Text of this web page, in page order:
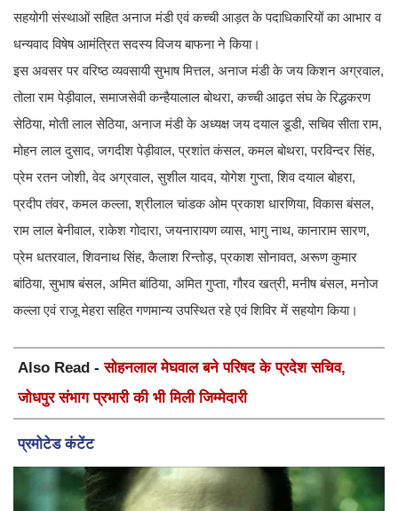
सहयोगी संस्थाओं सहित अनाज मंडी एवं कच्ची आड़त के पदाधिकारियों का आभार व
धन्यवाद विषेष आमंत्रित सदस्य विजय बाफना ने किया।
इस अवसर पर वरिष्ठ व्यवसायी सुभाष मित्तल, अनाज मंडी के जय किशन अग्रवाल,
तोला राम पेड़ीवाल, समाजसेवी कन्हैयालाल बोथरा, कच्ची आढ़त संघ के रिद्धकरण
सेठिया, मोती लाल सेठिया, अनाज मंडी के अध्यक्ष जय दयाल डूडी, सचिव सीता राम,
मोहन लाल दुसाद, जगदीश पेड़ीवाल, प्रशांत कंसल, कमल बोथरा, परविन्दर सिंह,
प्रेम रतन जोशी, वेद अग्रवाल, सुशील यादव, योगेश गुप्ता, शिव दयाल बोहरा,
प्रदीप तंवर, कमल कल्ला, श्रीलाल चांडक ओम प्रकाश धारणिया, विकास बंसल,
राम लाल बेनीवाल, राकेश गोदारा, जयनारायण व्यास, भागु नाथ, कानाराम सारण,
प्रेम धतरवाल, शिवनाथ सिंह, कैलाश रिन्तोड़, प्रकाश सोनावत, अरूण कुमार
बांठिया, सुभाष बंसल, अमित बांठिया, अमित गुप्ता, गौरव खत्री, मनीष बंसल, मनोज
कल्ला एवं राजू मेहरा सहित गणमान्य उपस्थित रहे एवं शिविर में सहयोग किया।
Also Read -सोहनलाल मेघवाल बने परिषद के प्रदेश सचिव,
जोधपुर संभाग प्रभारी की भी मिली जिम्मेदारी